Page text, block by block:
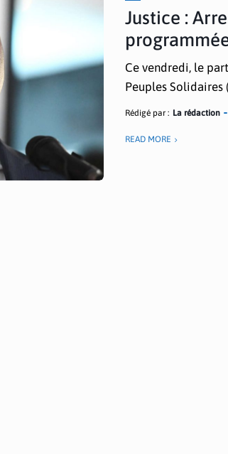
Justice :
Ce vendredi, le
Peuples Solidaires
Rédigé par : La rédaction
READ MORE